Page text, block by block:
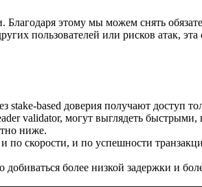
этому мы можем снять
пользователей или рисков атак,
stake-based доверия получают доступ
validator, могут выглядеть
ниже.
скорости, и по успешности
добиваться более низкой задержки и